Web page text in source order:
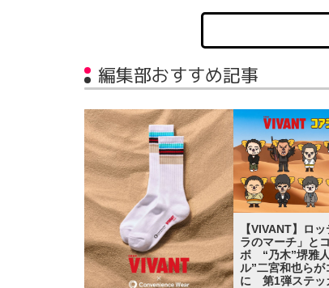
編集部おすすめ記事
【VIVANT】ロ
ラのマーチ」と
ボ “乃木”堺雅
ル”二宮和也らが
に 第1弾ステッ